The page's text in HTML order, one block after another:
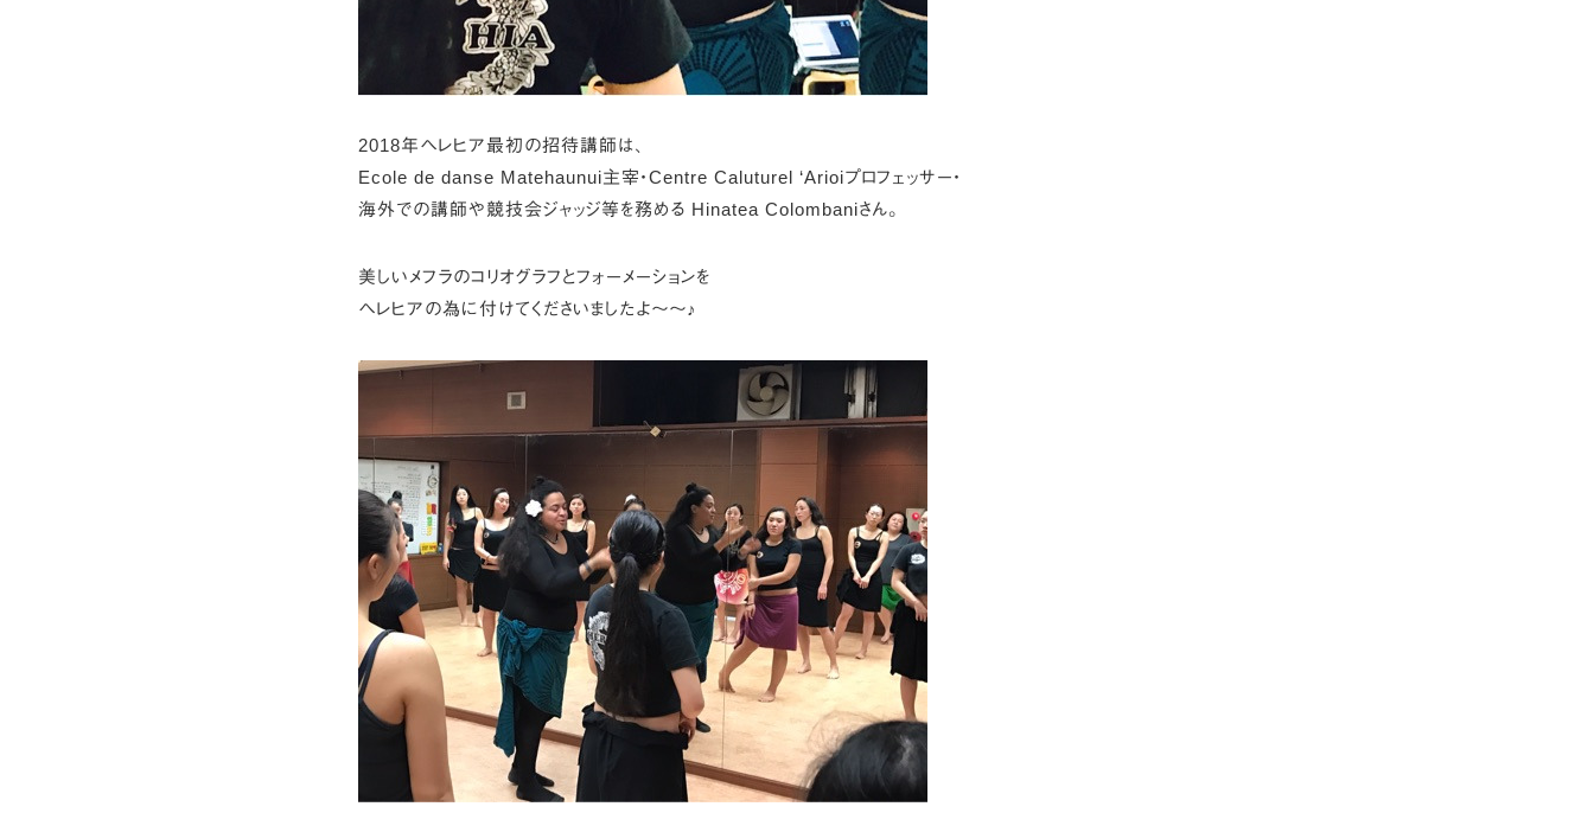
2018年ヘレヒア最初の招待講師は、
Ecole de danse Matehaunui主宰・Centre Caluturel ‘Arioiプロフェッサー・
海外での講師や競技会ジャッジ等を務める Hinatea Colombaniさん。
美しいメフラのコリオグラフとフォーメーションを
ヘレヒアの為に付けてくださいましたよ〜〜♪